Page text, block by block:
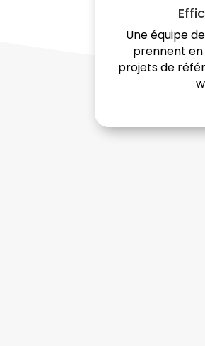
Une équipe
prennent
projets de